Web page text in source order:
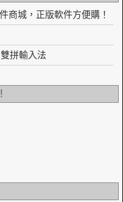
商城，正版軟件方便購！
拼輸入法